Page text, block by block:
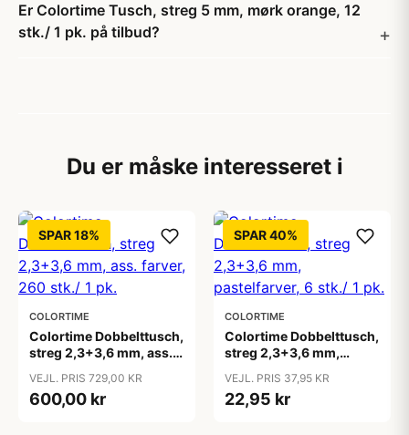
Er Colortime Tusch, streg 5 mm, mørk orange, 12
stk./ 1 pk. på tilbud?
Du er måske interesseret i
SPAR 18%
COLORTIME
Colortime Dobbelttusch,
streg 2,3+3,6 mm, ass.
VEJL. PRIS 729,00 KR
600,00 kr
SPAR 40%
COLORTIME
Colortime Dobbelttusch,
streg 2,3+3,6 mm,
VEJL. PRIS 37,95 KR
22,95 kr